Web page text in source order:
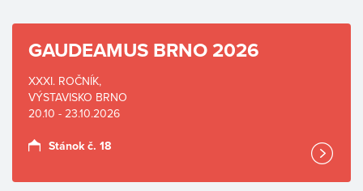
GAUDEAMUS BRNO 2026
XXXI. ROČNÍK,
VÝSTAVISKO BRNO
20.10 - 23.10.2026
Stánok č. 18